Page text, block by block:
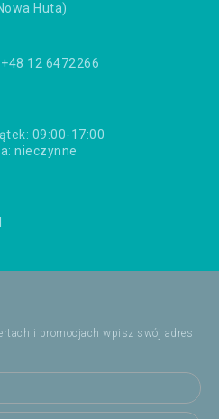
Huta)
12 6472266
09:00-17:00
nieczynne
i promocjach wpisz swój adres